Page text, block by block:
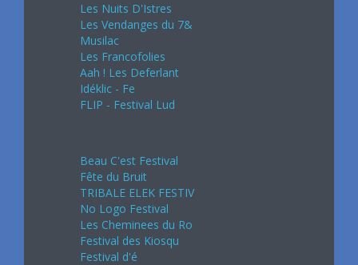
Les Nuits D'Istres
Les Vendanges du 7&
Musilac
Les Francofolies
Aah ! Les Deferlant
Idéklic - Fe
FLIP - Festival Lud
Beau C'est Festival
Fête du Bruit
TRIBALE ELEK FESTIV
No Logo Festival
Les Cheminees du Ro
Festival des Kiosqu
Festival d'é